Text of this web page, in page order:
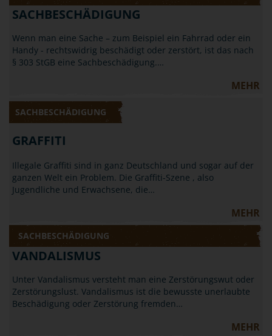
SACHBESCHÄDIGUNG
Wenn man eine Sache – zum Beispiel ein Fahrrad oder ein
Handy - rechtswidrig beschädigt oder zerstört, ist das nach
§ 303 StGB eine Sachbeschädigung.…
MEHR
SACHBESCHÄDIGUNG
GRAFFITI
Illegale Graffiti sind in ganz Deutschland und sogar auf der
ganzen Welt ein Problem. Die Graffiti-Szene , also
Jugendliche und Erwachsene, die…
MEHR
SACHBESCHÄDIGUNG
VANDALISMUS
Unter Vandalismus versteht man eine Zerstörungswut oder
Zerstörungslust. Vandalismus ist die bewusste unerlaubte
Beschädigung oder Zerstörung fremden…
MEHR